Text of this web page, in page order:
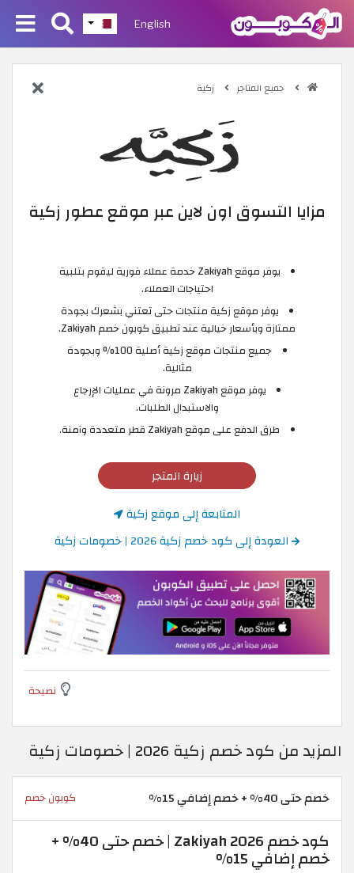
English
جميع المتاجر زكية
مزايا التسوق اون لاين عبر موقع عطور زكية
يوفر موقع Zakiyah خدمة عملاء فورية ليقوم بتلبية
احتياجات العملاء.
يوفر موقع زكية منتجات حتى تعتني بشعرك بجودة
ممتازة وبأسعار خيالية عند تطبيق كوبون خصم Zakiyah.
جميع منتجات موقع زكية أصلية 100% وبجودة
مثالية.
يوفر موقع Zakiyah مرونة في عمليات الإرجاع
والاستبدال الطلبات.
طرق الدفع على موقع Zakiyah قطر متعددة وآمنة.
زيارة المتجر
المتابعة إلى موقع زكية
العودة إلى كود خصم زكية 2026 | خصومات زكية
نصيحة
المزيد من كود خصم زكية 2026 | خصومات زكية
خصم حتى 40% + خصم إضافي 15% كوبون خصم
كود خصم Zakiyah 2026 | خصم حتى 40% +
خصم إضافي 15%